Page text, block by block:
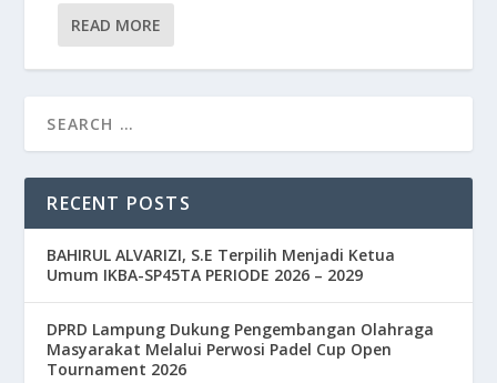
READ MORE
RECENT POSTS
BAHIRUL ALVARIZI, S.E Terpilih Menjadi Ketua
Umum IKBA-SP45TA PERIODE 2026 – 2029
DPRD Lampung Dukung Pengembangan Olahraga
Masyarakat Melalui Perwosi Padel Cup Open
Tournament 2026